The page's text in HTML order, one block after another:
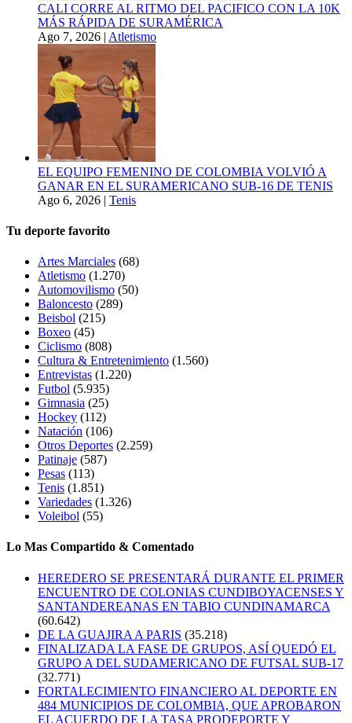
CALI CORRE AL RITMO DEL PACIFICO CON LA 10K
MÁS RÁPIDA DE SURAMÉRICA
Ago 7, 2026 | Atletismo
EL EQUIPO FEMENINO DE COLOMBIA VOLVIÓ A
GANAR EN EL SURAMERICANO SUB-16 DE TENIS
Ago 6, 2026 | Tenis
Tu deporte favorito
Artes Marciales (68)
Atletismo (1.270)
Automovilismo (50)
Baloncesto (289)
Beisbol (215)
Boxeo (45)
Ciclismo (808)
Cultura & Entretenimiento (1.560)
Entrevistas (1.220)
Futbol (5.935)
Gimnasia (25)
Hockey (112)
Natación (106)
Otros Deportes (2.259)
Patinaje (587)
Pesas (113)
Tenis (1.851)
Variedades (1.326)
Voleibol (55)
Lo Mas Compartido & Comentado
HEREDERO SE PRESENTARÁ DURANTE EL PRIMER
ENCUENTRO DE COLONIAS CUNDIBOYACENSES Y
SANTANDEREANAS EN TABIO CUNDINAMARCA
(60.642)
DE LA GUAJIRA A PARIS (35.218)
FINALIZADA LA FASE DE GRUPOS, ASÍ QUEDÓ EL
GRUPO A DEL SUDAMERICANO DE FUTSAL SUB-17
(32.771)
FORTALECIMIENTO FINANCIERO AL DEPORTE EN
484 MUNICIPIOS DE COLOMBIA, QUE APROBARON
EL ACUERDO DE LA TASA PRODEPORTE Y